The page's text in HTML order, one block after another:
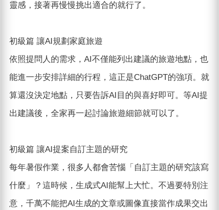
靈感，接著再慢慢挑出適合的就行了。
初級篇 讓AI規劃家庭旅遊
依照提問人的需求，AI不僅能列出建議的旅遊地點，也
能進一步安排詳細的行程，這正是ChatGPT的強項。就
算還沒決定地點，只要告訴AI目的與喜好即可。等AI提
出建議後，全家再一起討論旅遊細節就可以了。
初級篇 讓AI提案自訂主題的研究
每年暑假作業，很多人都會苦惱「自訂主題的研究該寫
什麼」？這時候，生成式AI能幫上大忙。不過要特別注
意，千萬不能把AI生成的文章或圖像直接當作成果交出